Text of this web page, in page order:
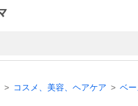
コスメ、美容、ヘアケア ベ